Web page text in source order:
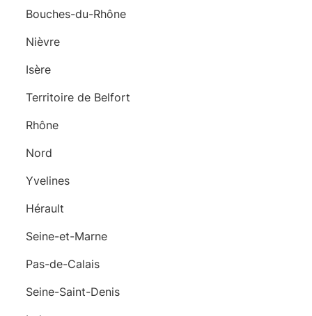
Bouches-du-Rhône
Nièvre
Isère
Territoire de Belfort
Rhône
Nord
Yvelines
Hérault
Seine-et-Marne
Pas-de-Calais
Seine-Saint-Denis